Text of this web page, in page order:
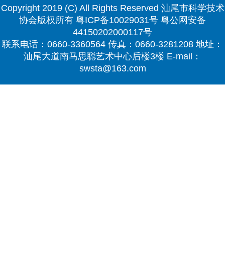
Copyright 2019 (C) All Rights Reserved 汕尾市科学技术
协会版权所有 粤ICP备10029031号 粤公网安备
44150202000117号
联系电话：0660-3360564 传真：0660-3281208 地址：
汕尾大道南马思聪艺术中心后楼3楼 E-mail：
swsta@163.com